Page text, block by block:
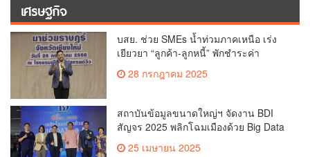
เศรษฐกิจ
บสย. ช่วย SMEs น้ำท่วมภาคเหนือ เร่ง
เยียวยา “ลูกค้า-ลูกหนี้” พักชำระค่า
28 กรกฎาคม 2025
สถาบันข้อมูลขนาดใหญ่ฯ จัดงาน BDI
สัญจร 2025 พลิกโฉมเมืองด้วย Big Data
& AI ครั้งที่ 2 ที่ จ.เชียงใหม่ ผลักดันการใช้
25 เมษายน 2025